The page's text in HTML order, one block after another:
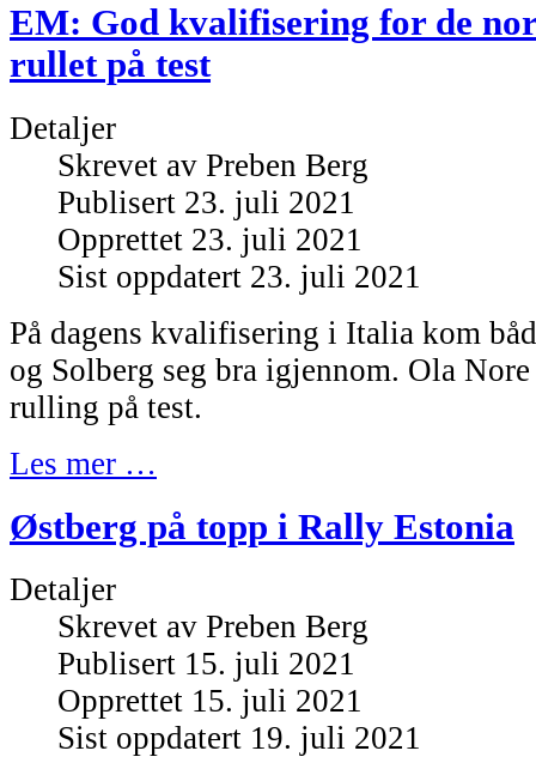
EM: God kvalifisering for de
rullet på test
Detaljer
Skrevet av Preben Berg
Publisert 23. juli 2021
Opprettet 23. juli 2021
Sist oppdatert 23. juli 2021
På dagens kvalifisering i Italia kom
og Solberg seg bra igjennom. Ola
rulling på test.
Les mer …
Østberg på topp i Rally Estonia
Detaljer
Skrevet av Preben Berg
Publisert 15. juli 2021
Opprettet 15. juli 2021
Sist oppdatert 19. juli 2021